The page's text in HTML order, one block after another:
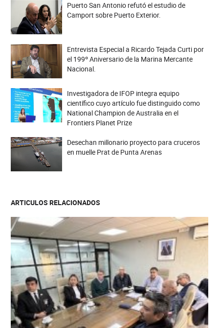
Puerto San Antonio refutó el estudio de
Camport sobre Puerto Exterior.
Entrevista Especial a Ricardo Tejada Curti por
el 199º Aniversario de la Marina Mercante
Nacional.
Investigadora de IFOP integra equipo
científico cuyo artículo fue distinguido como
National Champion de Australia en el
Frontiers Planet Prize
Desechan millonario proyecto para cruceros
en muelle Prat de Punta Arenas
ARTICULOS RELACIONADOS